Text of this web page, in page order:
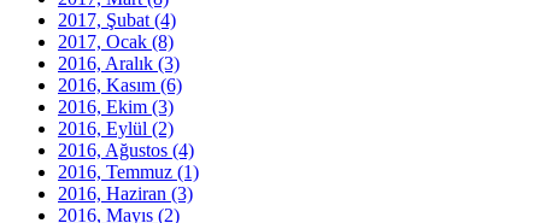
2017, Şubat (4)
2017, Ocak (8)
2016, Aralık (3)
2016, Kasım (6)
2016, Ekim (3)
2016, Eylül (2)
2016, Ağustos (4)
2016, Temmuz (1)
2016, Haziran (3)
2016, Mayıs (2)